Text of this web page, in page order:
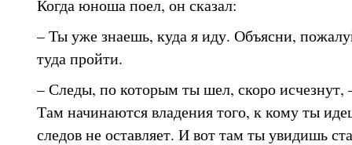
Когда юноша поел, он сказал:
– Ты уже знаешь, куда я иду. Объясни,
туда пройти.
– Следы, по которым ты шел, скоро исчезнут,
Там начинаются владения того, к кому ты
следов не оставляет. И вот там ты увидишь